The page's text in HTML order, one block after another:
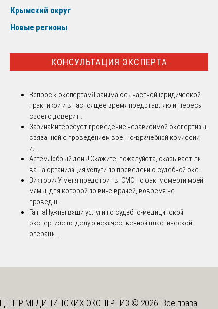
Крымский округ
Новые регионы
КОНСУЛЬТАЦИЯ ЭКСПЕРТА
Вопрос к экспертамЯ занимаюсь частной юридической
практикой и в настоящее время представляю интересы
своего доверит...
ЗаринаИнтересует проведение независимой экспертизы,
связанной с проведением военно-врачебной комиссии
и...
АртёмДобрый день! Скажите, пожалуйста, оказывает ли
ваша организация услуги по проведению судебной экс...
ВикторияУ меня предстоит в СМЭ по факту смерти моей
мамы, для которой по вине врачей, вовремя не
проведш...
ГаянэНужны ваши услуги по судебно-медицинской
экспертизе по делу о некачественной пластической
операци...
ЦЕНТР МЕДИЦИНСКИХ ЭКСПЕРТИЗ © 2026. Все права